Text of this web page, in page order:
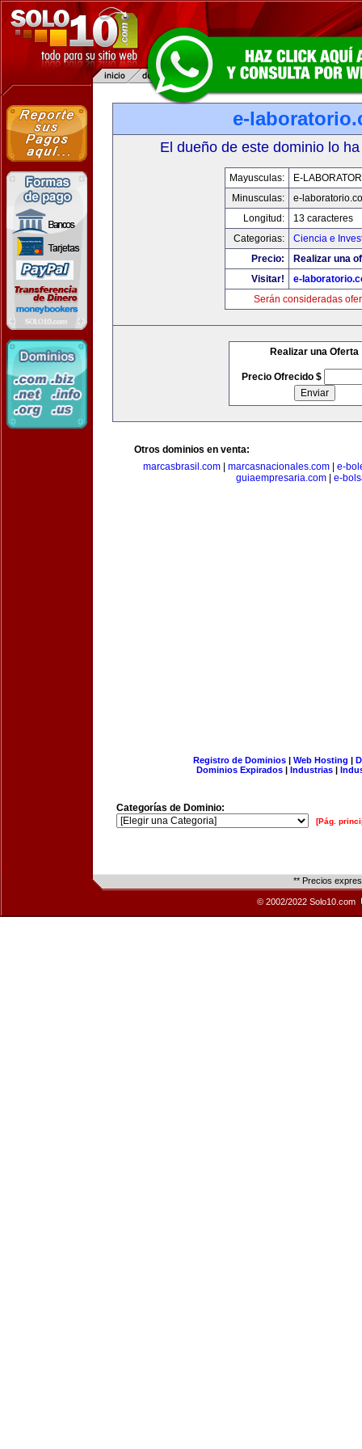
e-
El dueño de este dominio lo
Mayusculas:
E-
Minusculas:
e-
Longitud:
13 caracteres
Categorias:
Ciencia e
Precio:
Realizar una
Visitar!
e-
Serán consideradas
Realizar una Oferta
Precio Ofrecido $
Otros dominios en venta:
marcasbrasil.com| marcasnacionales.com| e-
guiaempresaria.com
e-
Registro de Dominios| Web Hosting |
Dominios Expirados | Industrias |
Categorías de Dominio:
[Pág.
** Precios
© 2002/2022 Solo10.com